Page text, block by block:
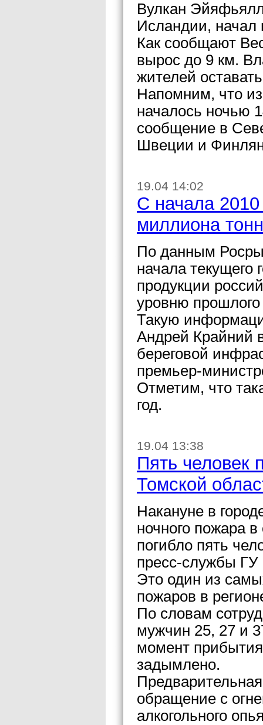
Вулкан
Исландии, начал
Как сообщают
вырос до 9 км.
жителей
Напомним, что
началось ночью
сообщение в
Швеции и
19.04 14:02
С начала
миллиона
По данным
начала
продукции
уровню прошлого
Такую
Андрей Крайний
береговой
премьер-
Отметим, что
год.
19.04 13:38
Пять человек
Томской
Накануне в
ночного пожара
погибло пять
пресс-службы
Это один из
пожаров в
По словам
мужчин 25, 27 и
момент
задымлено.
обращение с
алкогольного